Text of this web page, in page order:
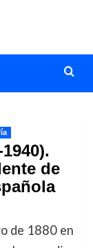
de
de 1880 en